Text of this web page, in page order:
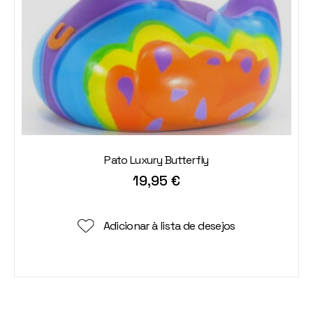
Pato Luxury Butterfly
19,95 €
Adicionar à lista de desejos